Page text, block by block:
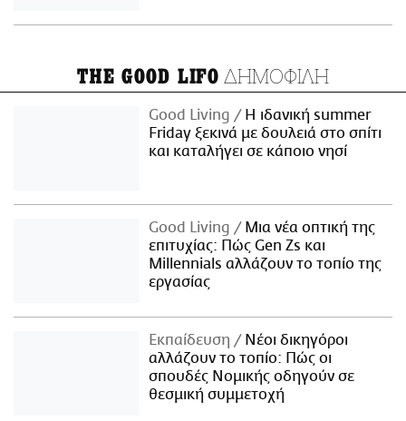
THE GOOD LIFO ΔΗΜΟΦΙΛΗ
Good Living
Η ιδανική summer
Friday ξεκινά με δουλειά στο σπίτι
και καταλήγει σε κάποιο νησί
Good Living
Μια νέα οπτική της
επιτυχίας: Πώς Gen Zs και
Millennials αλλάζουν το τοπίο της
εργασίας
Εκπαίδευση
Νέοι δικηγόροι
αλλάζουν το τοπίο: Πώς οι
σπουδές Νομικής οδηγούν σε
θεσμική συμμετοχή